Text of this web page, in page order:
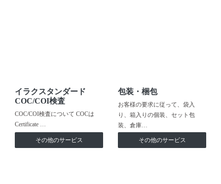
イラクスタンダード
COC/COI検査
COC/COI検査について COCは
Certificate …
その他のサービス
包装・梱包
お客様の要求に従って、袋入
り、箱入りの個装、セット包
装、倉庫…
その他のサービス